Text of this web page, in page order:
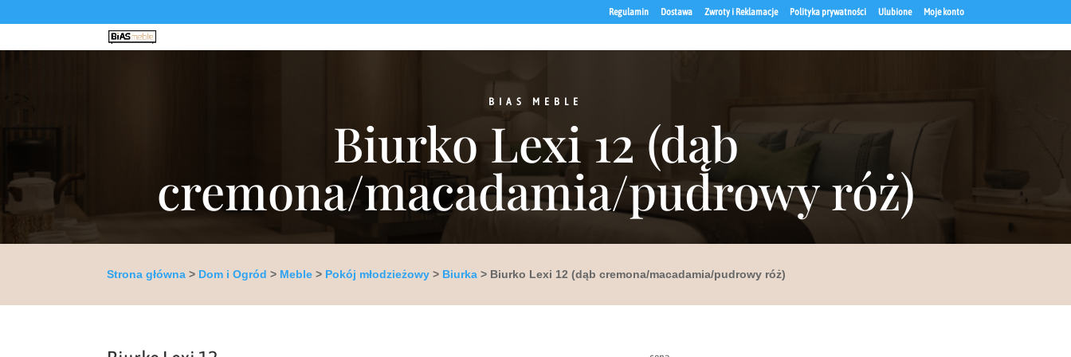
Regulamin Dostawa Zwroty i Reklamacje Polityka prywatności Ulubione Moje konto
BIAS MEBLE
Biurko Lexi 12 (dąb
cremona/macadamia/pudrowy róż)
Strona główna > Dom i Ogród > Meble > Pokój młodzieżowy > Biurka > Biurko Lexi 12 (dąb cremona/macadamia/pudrowy róż)